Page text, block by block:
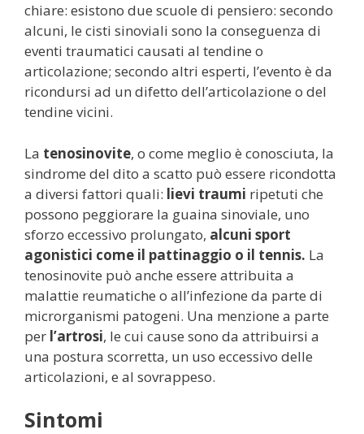
chiare: esistono due scuole di pensiero: secondo
alcuni, le cisti sinoviali sono la conseguenza di
eventi traumatici causati al tendine o
articolazione; secondo altri esperti, l’evento è da
ricondursi ad un difetto dell’articolazione o del
tendine vicini.
La tenosinovite, o come meglio è conosciuta, la
sindrome del dito a scatto può essere ricondotta
a diversi fattori quali: lievi traumi ripetuti che
possono peggiorare la guaina sinoviale, uno
sforzo eccessivo prolungato, alcuni sport
agonistici come il pattinaggio o il tennis. La
tenosinovite può anche essere attribuita a
malattie reumatiche o all’infezione da parte di
microrganismi patogeni. Una menzione a parte
per l’artrosi, le cui cause sono da attribuirsi a
una postura scorretta, un uso eccessivo delle
articolazioni, e al sovrappeso.
Sintomi